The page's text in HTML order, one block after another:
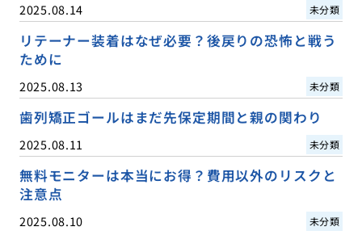
2025.08.14 未分類
リテーナー装着はなぜ必要？後戻りの恐怖と戦う
ために
2025.08.13 未分類
歯列矯正ゴールはまだ先保定期間と親の関わり
2025.08.11 未分類
無料モニターは本当にお得？費用以外のリスクと
注意点
2025.08.10 未分類